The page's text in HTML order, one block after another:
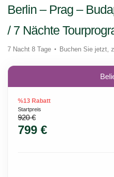
Berlin – Prag –
/ 7 Nächte
7 Nacht 8 Tage Buchen Sie jetzt,
%13 Rabatt
Startpreis
920 €
799 €